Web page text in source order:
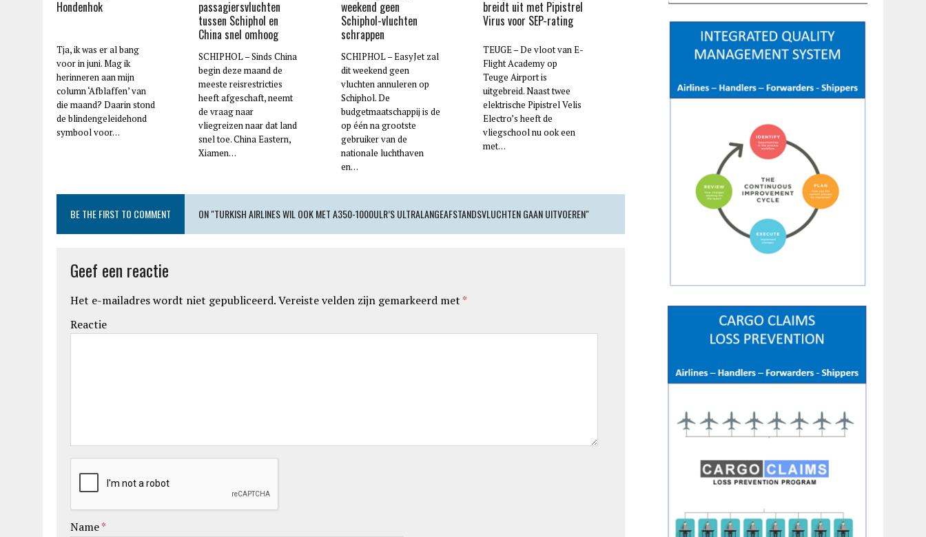
Hondenhok
Tja, ik was er al bang
voor in juni. Mag ik
herinneren aan mijn
column ‘Afblaffen’ van
die maand? Daarin stond
de blindengeleidehond
symbool voor…
passagiersvluchten
tussen Schiphol en
China snel omhoog
SCHIPHOL – Sinds China
begin deze maand de
meeste reisrestricties
heeft afgeschaft, neemt
de vraag naar
vliegreizen naar dat land
snel toe. China Eastern,
Xiamen…
weekend geen
Schiphol-vluchten
schrappen
SCHIPHOL – EasyJet zal
dit weekend geen
vluchten annuleren op
Schiphol. De
budgetmaatschappij is de
op één na grootste
gebruiker van de
nationale luchthaven
en…
breidt uit met Pipistrel
Virus voor SEP-rating
TEUGE – De vloot van E-
Flight Academy op
Teuge Airport is
uitgebreid. Naast twee
elektrische Pipistrel Velis
Electro’s heeft de
vliegschool nu ook een
met…
BE THE FIRST TO COMMENT ON "TURKISH AIRLINES WIL OOK MET A350-1000ULR’S ULTRALANGEAFSTANDSVLUCHTEN GAAN UITVOEREN"
Geef een reactie
Het e-mailadres wordt niet gepubliceerd.Vereiste velden zijn gemarkeerd met *
Reactie
Name*